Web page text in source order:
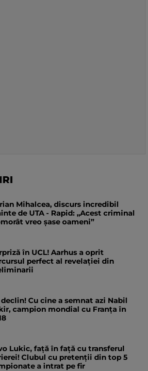
Mihalcea, discurs incredibil
de UTA - Rapid: „Acest criminal
vreo șase oameni”
în UCL! Aarhus a oprit
perfect al revelației din
declin! Cu cine a semnat azi Nabil
campion mondial cu Franța în
Lukic, față în față cu transferul
Clubul cu pretenții din top 5
a intrat pe fir